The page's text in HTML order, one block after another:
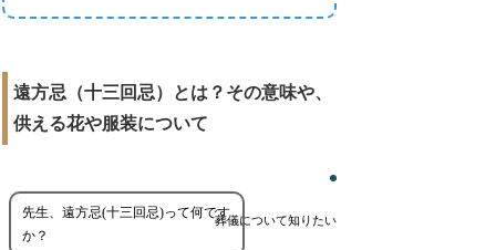
遠方忌（十三回忌）とは？その意味や、
供える花や服装について
葬儀について知りたい
先生、遠方忌(十三回忌)って何です
か？